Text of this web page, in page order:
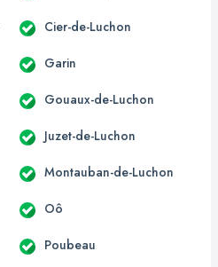
Cier-de-Luchon
Garin
Gouaux-de-Luchon
Juzet-de-Luchon
Montauban-de-Luchon
Oô
Poubeau